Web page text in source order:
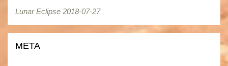
Lunar Eclipse 2018-07-27
Lunar Eclipse 2018-07-27
META